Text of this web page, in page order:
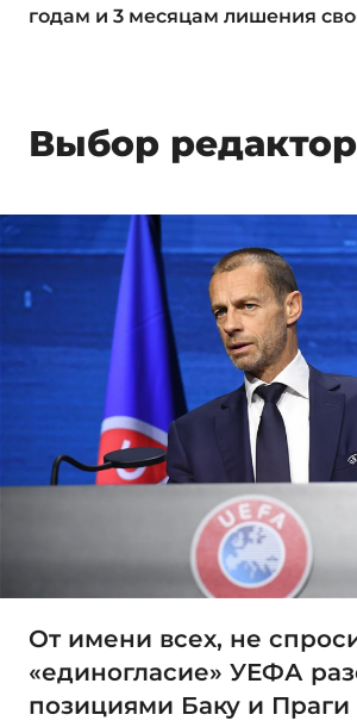
годам и 3 месяцам лишения
Выбор
От имени всех, не
«единогласие» УЕФА
позициями Баку и Праги